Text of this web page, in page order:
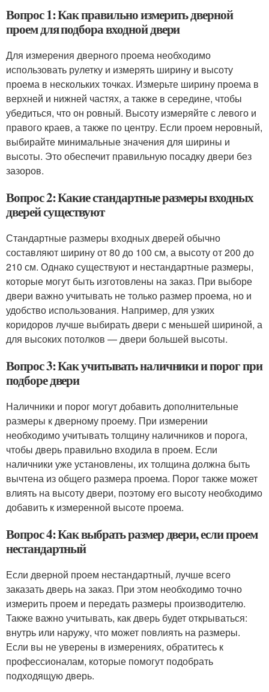
Вопрос 1: Как правильно измерить дверной
проем для подбора входной двери
Для измерения дверного проема необходимо
использовать рулетку и измерять ширину и высоту
проема в нескольких точках. Измерьте ширину проема в
верхней и нижней частях, а также в середине, чтобы
убедиться, что он ровный. Высоту измеряйте с левого и
правого краев, а также по центру. Если проем неровный,
выбирайте минимальные значения для ширины и
высоты. Это обеспечит правильную посадку двери без
зазоров.
Вопрос 2: Какие стандартные размеры входных
дверей существуют
Стандартные размеры входных дверей обычно
составляют ширину от 80 до 100 см, а высоту от 200 до
210 см. Однако существуют и нестандартные размеры,
которые могут быть изготовлены на заказ. При выборе
двери важно учитывать не только размер проема, но и
удобство использования. Например, для узких
коридоров лучше выбирать двери с меньшей шириной, а
для высоких потолков — двери большей высоты.
Вопрос 3: Как учитывать наличники и порог при
подборе двери
Наличники и порог могут добавить дополнительные
размеры к дверному проему. При измерении
необходимо учитывать толщину наличников и порога,
чтобы дверь правильно входила в проем. Если
наличники уже установлены, их толщина должна быть
вычтена из общего размера проема. Порог также может
влиять на высоту двери, поэтому его высоту необходимо
добавить к измеренной высоте проема.
Вопрос 4: Как выбрать размер двери, если проем
нестандартный
Если дверной проем нестандартный, лучше всего
заказать дверь на заказ. При этом необходимо точно
измерить проем и передать размеры производителю.
Также важно учитывать, как дверь будет открываться:
внутрь или наружу, что может повлиять на размеры.
Если вы не уверены в измерениях, обратитесь к
профессионалам, которые помогут подобрать
подходящую дверь.